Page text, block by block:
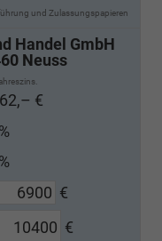
und Zulassungspapieren
Handel GmbH
Neuss
€
€
€